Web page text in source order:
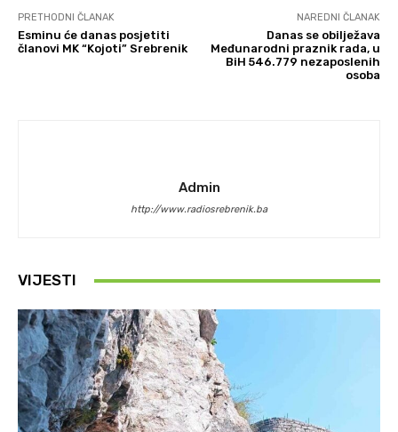
PRETHODNI ČLANAK
Esminu će danas posjetiti
članovi MK “Kojoti” Srebrenik
NAREDNI ČLANAK
Danas se obilježava
Međunarodni praznik rada, u
BiH 546.779 nezaposlenih
osoba
Admin
http://www.radiosrebrenik.ba
VIJESTI